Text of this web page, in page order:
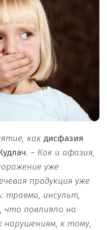
как дисфазия
. – Как и афазия,
уже
продукция уже
травма, инсульт,
повлияло на
нарушениям, к тому,